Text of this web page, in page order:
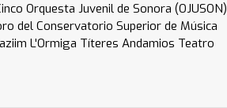
Orquesta Juvenil de Sonora (OJUSON)
del Conservatorio Superior de Música
L'Ormiga Títeres Andamios Teatro